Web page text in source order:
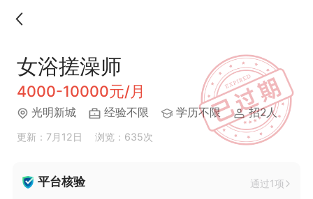
女浴搓澡师
4000-10000元/月
光明新城 经验不限 学历不限 招2人
更新：7月12日 浏览：635次
平台核验 通过1项